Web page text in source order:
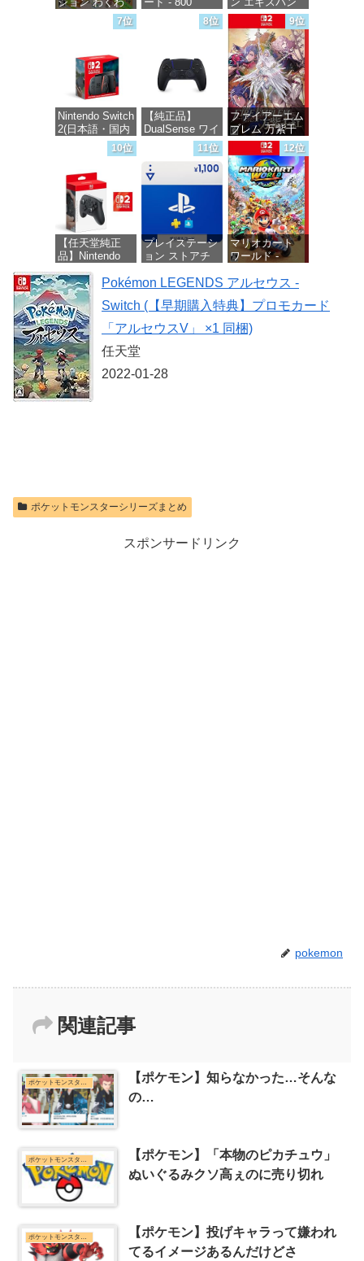
く生活 -Switch
Robux 【限定バ
ーチャルアイテ
ームコード】
ロブロックス |
オンラインコー
ド版
価格：¥1,300
ションパス|オン
ラインコード版
価格：¥4,400
7位
Nintendo Switch
2(日本語・国内
価格：¥55,871
8位
【純正品】
DualSense ワイ
ヤレスコントロ
ーラー ミッド
ナイト ブラッ
ク(CFI-
ZCT2J01)
価格：¥10,737
9位
ファイアーエム
ブレム 万紫千
紅 -Switch2
価格：¥8,979
10位
【任天堂純正
品】Nintendo
Switch 2 Proコ
ントローラー
【Amazon.co.jp
限定特典】
Nintendo Switch
2 ロゴデザイン
ステッカー 同
梱
価格：¥9,980
11位
プレイステーシ
ョン ストアチ
オンラインコー
価格：¥1,100
12位
マリオカート
ワールド -
価格：¥8,564
Pokémon LEGENDS アルセウス -
Switch (【早期購入特典】プロモカード
「アルセウスV」 ×1 同梱)
任天堂
2022-01-28
ポケットモンスターシリーズまとめ
スポンサードリンク
pokemon
関連記事
【ポケモン】知らなかった…そんな
の…
【ポケモン】「本物のピカチュウ」
ぬいぐるみクソ高ぇのに売り切れ
ポケットモンスターシリーズまとめ
【ポケモン】投げキャラって嫌われ
てるイメージあるんだけどさ